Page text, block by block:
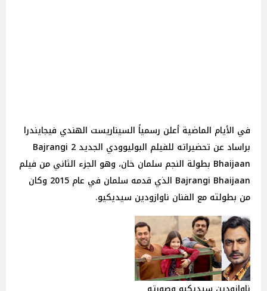
في الأيام الماضية أعلن رسمياً السيناريست الهندي فيجايندرا
براساد عن تحضيراته للفيلم البوليوودي الجديد 2 Bajrangi
Bhaijaan بطولة النجم سلمان خان، وهو الجزء الثاني من فيلم
Bajrangi Bhaijaan الذي قدمه سلمان في عام 2015 وكان
من بطولته مع الفنان ناوازودين سيديكيو.